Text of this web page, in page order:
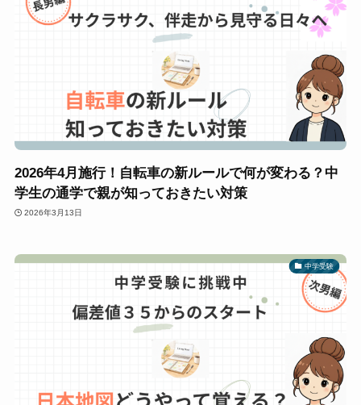
2026年4月施行！自転車の新ルールで何が変わる？中
学生の通学で親が知っておきたい対策
2026年3月13日
中学受験